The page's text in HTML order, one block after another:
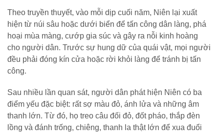
Theo truyền thuyết, vào mỗi dịp cuối năm, Niên lại xuất
hiện từ núi sâu hoặc dưới biển để tấn công dân làng, phá
hoại mùa màng, cướp gia súc và gây ra nỗi kinh hoàng
cho người dân. Trước sự hung dữ của quái vật, mọi người
đều phải đóng kín cửa hoặc rời khỏi làng để tránh bị tấn
công.
Sau nhiều lần quan sát, người dân phát hiện Niên có ba
điểm yếu đặc biệt: rất sợ màu đỏ, ánh lửa và những âm
thanh lớn. Từ đó, họ treo câu đối đỏ, đốt pháo, thắp đèn
lồng và đánh trống, chiêng, thanh la thật lớn để xua đuổi